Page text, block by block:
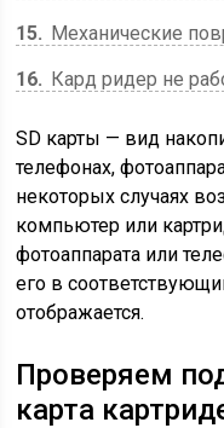
15
Механические
16
Кард ридер не
SD карты — вид
телефонах,
некоторых случаях
компьютер или
фотоаппарата или
его в
отображается.
Проверяем
карта